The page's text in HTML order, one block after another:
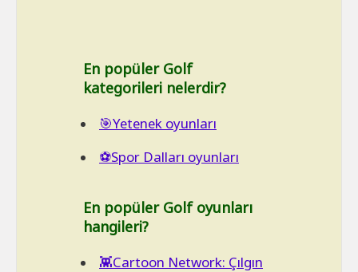
En popüler Golf
kategorileri nelerdir?
🎯Yetenek oyunları
⚽Spor Dalları oyunları
En popüler Golf oyunları
hangileri?
👾Cartoon Network: Çılgın